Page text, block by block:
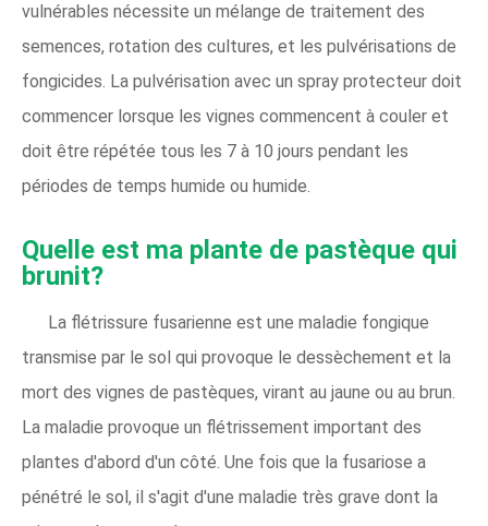
vulnérables nécessite un mélange de traitement des
semences, rotation des cultures, et les pulvérisations de
fongicides. La pulvérisation avec un spray protecteur doit
commencer lorsque les vignes commencent à couler et
doit être répétée tous les 7 à 10 jours pendant les
périodes de temps humide ou humide.
Quelle est ma plante de pastèque qui
brunit?
La flétrissure fusarienne est une maladie fongique
transmise par le sol qui provoque le dessèchement et la
mort des vignes de pastèques, virant au jaune ou au brun.
La maladie provoque un flétrissement important des
plantes d'abord d'un côté. Une fois que la fusariose a
pénétré le sol, il s'agit d'une maladie très grave dont la